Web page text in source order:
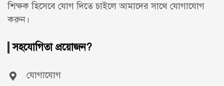
শিক্ষক হিসেবে যোগ দিতে চাইলে আমাদের সাথে যোগাযোগ
করুন।
সহযোগিতা প্রয়োজন?
যোগাযোগ